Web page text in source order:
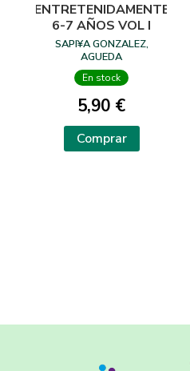
ENTRETENIDAMENTE
6-7 AÑOS VOL I
SAPI¥A GONZALEZ,
AGUEDA
En stock
5,90 €
Comprar